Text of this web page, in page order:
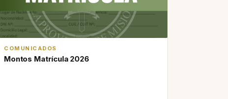
COMUNICADOS
Montos Matrícula 2026